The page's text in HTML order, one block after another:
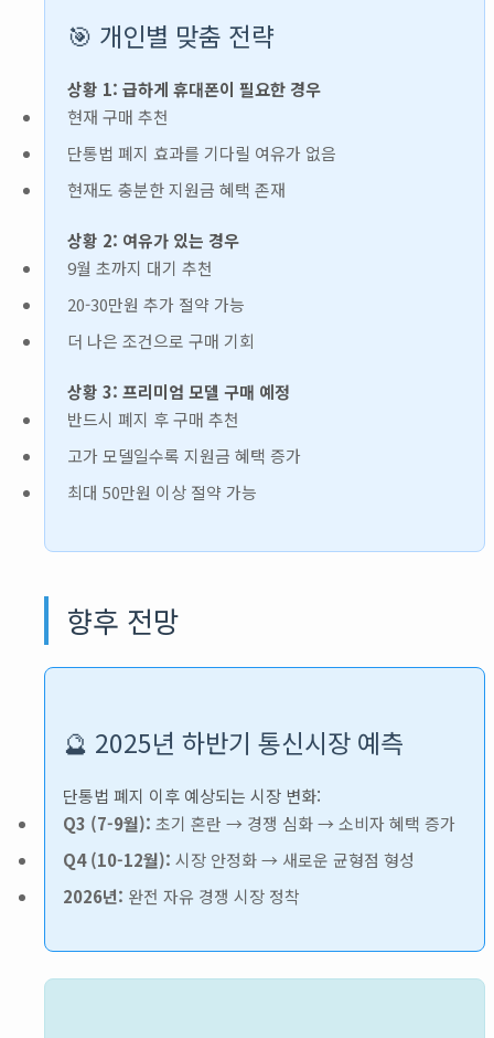
🎯 개인별 맞춤 전략
상황 1: 급하게 휴대폰이 필요한 경우
현재 구매 추천
단통법 폐지 효과를 기다릴 여유가 없음
현재도 충분한 지원금 혜택 존재
상황 2: 여유가 있는 경우
9월 초까지 대기 추천
20-30만원 추가 절약 가능
더 나은 조건으로 구매 기회
상황 3: 프리미엄 모델 구매 예정
반드시 폐지 후 구매 추천
고가 모델일수록 지원금 혜택 증가
최대 50만원 이상 절약 가능
향후 전망
🔮 2025년 하반기 통신시장 예측
단통법 폐지 이후 예상되는 시장 변화:
Q3 (7-9월): 초기 혼란 → 경쟁 심화 → 소비자 혜택 증가
Q4 (10-12월): 시장 안정화 → 새로운 균형점 형성
2026년: 완전 자유 경쟁 시장 정착